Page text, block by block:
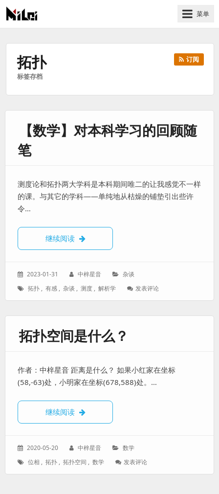
有
技
菜单
拓扑
标签存档
订阅
【数学】对本科学习的回顾随
笔
测度论和拓扑两大学科是本科期间唯二的让我感觉不一样
的课。与其它的学科——单纯地从枯燥的铺垫引出些许
令…
继续阅读 【数学】对本科学习的回顾随笔
发
于：
2023-01-31
作
中梓星音
分
杂谈
标
拓扑 , 有感 , 杂谈 , 测度 , 解析学 发表评论: 【数
本
顾
拓扑空间是什么？
作者：中梓星音 距离是什么？ 如果小红家在坐标
(58,-63)处，小明家在坐标(678,588)处。…
继续阅读 拓扑空间是什么？
发
于：
2020-05-20
作
中梓星音
分
数学
标
位相 , 拓扑 , 拓扑空间 , 数学 发表评论: 拓